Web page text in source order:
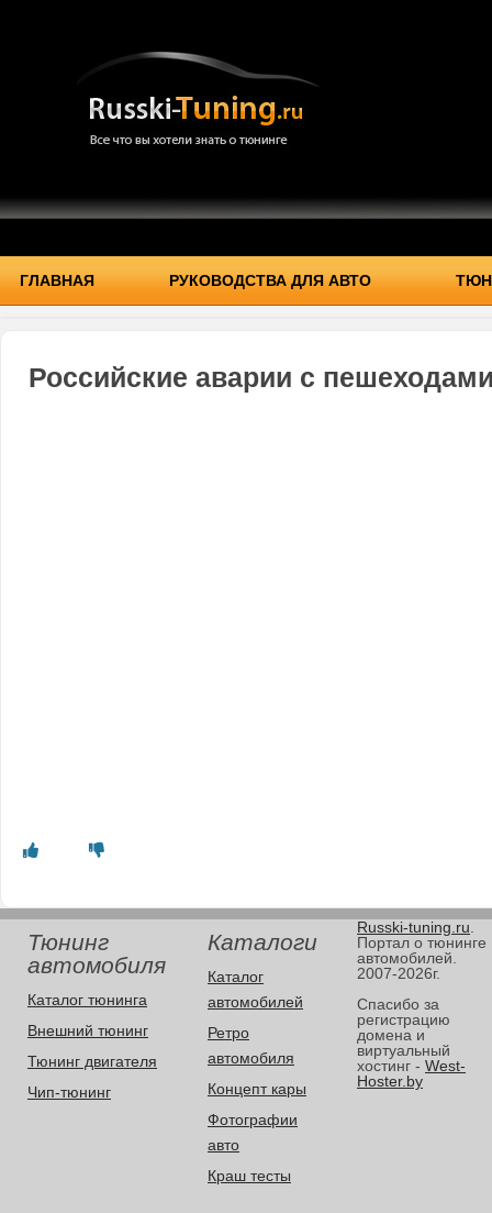
ГЛАВНАЯ РУКОВОДСТВА ДЛЯ АВТО
Российские аварии с
Тюнинг
автомобиля
Каталог тюнинга
Внешний тюнинг
Тюнинг двигателя
Чип-тюнинг
Каталоги
Каталог
автомобилей
Ретро
автомобиля
Концепт кары
Фотографии
авто
Краш тесты
Russki-tuning.ru
Портал о тюнинге
автомобилей.
2007-2026г.
Спасибо за
регистрацию
домена и
виртуальный
хостинг - West-
Hoster.by